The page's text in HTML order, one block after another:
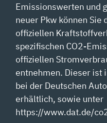
Emissionswerten und
neuer Pkw können Sie
offiziellen
spezifischen CO2-
offiziellen
entnehmen. Dieser ist
bei der Deutschen
erhältlich, sowie unter
https://www.dat.de/